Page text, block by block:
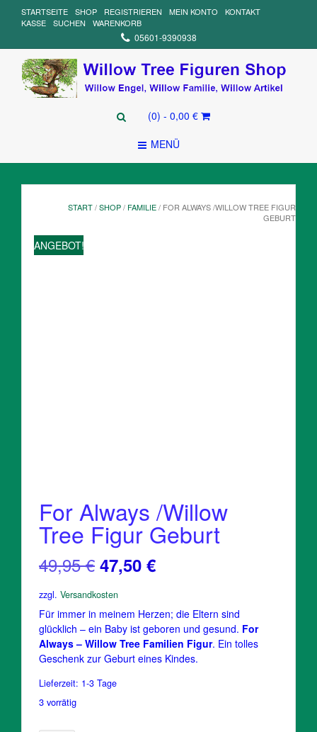
STARTSEITE SHOP REGISTRIEREN MEIN KONTO
KONTAKT
KASSE
SUCHEN WARENKORB
05601-9390938
(0) - 0,00 €
MENÜ
START/SHOP/ FAMILIE/ FOR ALWAYS /WILLOW TREE FIGUR
GEBURT
ANGEBOT!
For Always /Willow
Tree Figur Geburt
49,95€ Ursprünglicher
Preis
war:
49,95 €
47,50 €Aktueller
ist:
47,50 €.
zzgl. Versandkosten
Für immer in meinem Herzen; die Eltern sind
glücklich – ein Baby ist geboren und gesund. For
Always – Willow Tree Familien Figur. Ein tolles
Geschenk zur Geburt eines Kindes.
Lieferzeit: 1-3 Tage
3 vorrätig